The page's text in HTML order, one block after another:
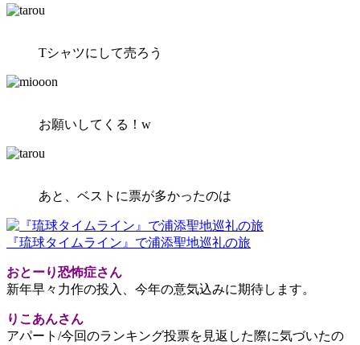
Tシャツにして売ろう
お願いしてくる！w
あと、ベストに票が多かったのは
『琉球タイムライン』で浦添聖地巡礼の旅
おとーり恐怖症さん
新年早々力作の投入、今年の意気込みに期待します。
りこあんさん
アパート/今回のランキング投票を見返した際に気づいたの